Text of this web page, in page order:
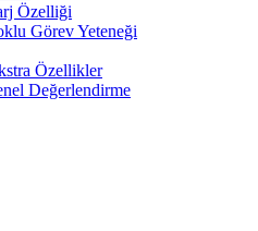
Özelliği
Görev Yeteneği
Özellikler
Değerlendirme